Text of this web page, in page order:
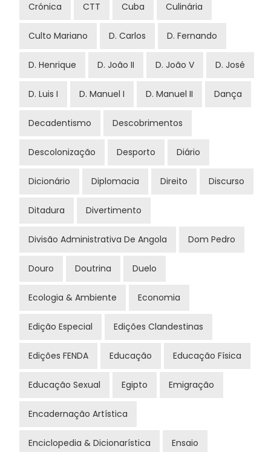
Crónica CTT Cuba Culinária
Culto Mariano D. Carlos D. Fernando
D. Henrique D. João II D. João V D. José
D. Luis I D. Manuel I D. Manuel II Dança
Decadentismo Descobrimentos
Descolonização Desporto Diário
Dicionário Diplomacia Direito Discurso
Ditadura Divertimento
Divisão Administrativa De Angola Dom Pedro
Douro Doutrina Duelo
Ecologia & Ambiente Economia
Edição Especial Edições Clandestinas
Edições FENDA Educação Educação Física
Educação Sexual Egipto Emigração
Encadernação Artística
Enciclopedia & Dicionarística Ensaio